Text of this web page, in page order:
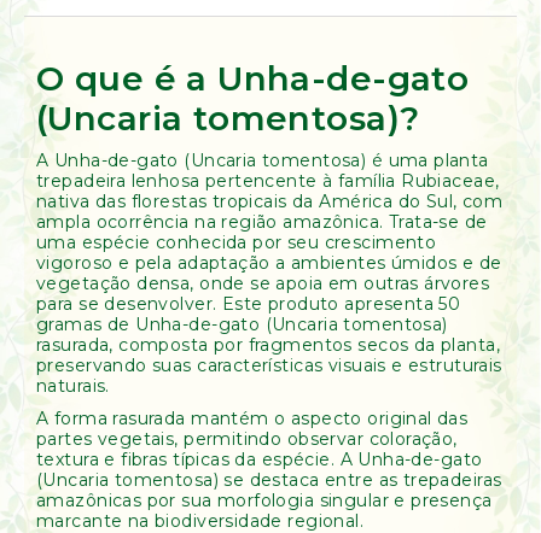
O que é a Unha-de-gato
(Uncaria tomentosa)?
A Unha-de-gato (Uncaria tomentosa) é uma planta
trepadeira lenhosa pertencente à família Rubiaceae,
nativa das florestas tropicais da América do Sul, com
ampla ocorrência na região amazônica. Trata-se de
uma espécie conhecida por seu crescimento
vigoroso e pela adaptação a ambientes úmidos e de
vegetação densa, onde se apoia em outras árvores
para se desenvolver. Este produto apresenta 50
gramas de Unha-de-gato (Uncaria tomentosa)
rasurada, composta por fragmentos secos da planta,
preservando suas características visuais e estruturais
naturais.
A forma rasurada mantém o aspecto original das
partes vegetais, permitindo observar coloração,
textura e fibras típicas da espécie. A Unha-de-gato
(Uncaria tomentosa) se destaca entre as trepadeiras
amazônicas por sua morfologia singular e presença
marcante na biodiversidade regional.